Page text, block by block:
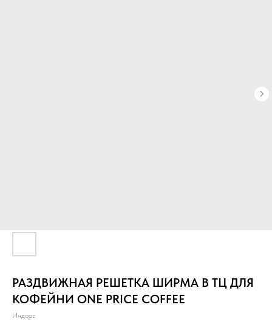
РАЗДВИЖНАЯ РЕШЕТКА ШИРМА В ТЦ ДЛЯ
КОФЕЙНИ ONE PRICE COFFEE
Индорс